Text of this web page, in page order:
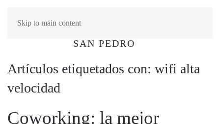
Skip to main content
Artículos etiquetados con: wifi alta
velocidad
Coworking: la mejor